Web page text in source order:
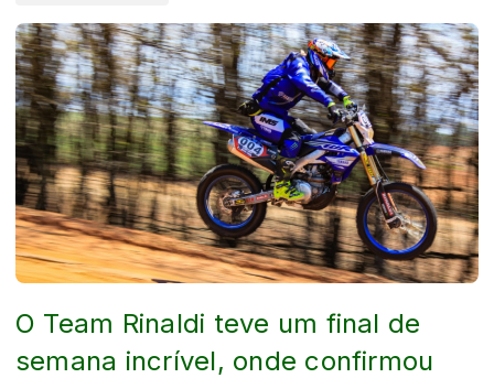
O Team Rinaldi teve um final de
semana incrível, onde confirmou